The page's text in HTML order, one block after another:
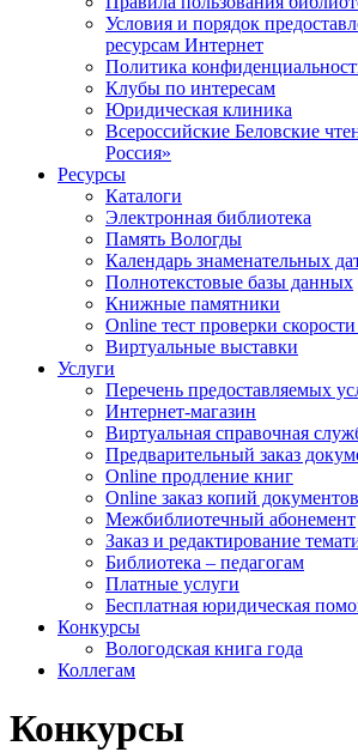
Условия и порядок
ресурсам Интернет
Политика
Клубы по интересам
Юридическая клиника
Всероссийские Беловские
Россия»
Ресурсы
Каталоги
Электронная библиотека
Память Вологды
Календарь знаменательных
Полнотекстовые базы данных
Книжные памятники
Online тест проверки
Виртуальные выставки
Услуги
Перечень предоставляемых
Интернет-магазин
Виртуальная справочная
Предварительный заказ
Online продление книг
Online заказ копий документов
Межбиблиотечный абонемент
Заказ и редактирование
Библиотека – педагогам
Платные услуги
Бесплатная юридическая
Конкурсы
Вологодская книга года
Коллегам
Конкурсы